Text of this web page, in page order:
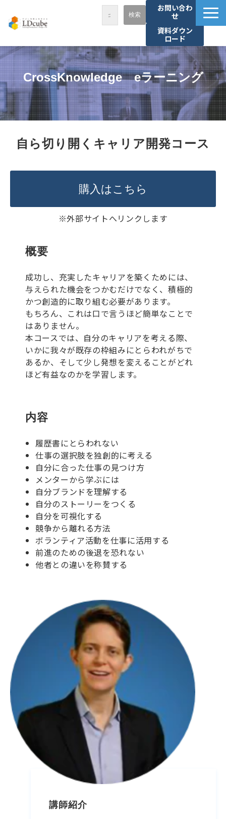
お問い合わ
せ
資料ダウン
ロード
LDcubeが選ばれる理由
サービス一覧
課題から探す
事例紹介
お役立ち情報
パートナー募集
CrossKnowledge　eラーニング
自ら切り開くキャリア開発コース
購入はこちら
※外部サイトへリンクします
概要
成功し、充実したキャリアを築くためには、
与えられた機会をつかむだけでなく、積極的
かつ創造的に取り組む必要があります。
もちろん、これは口で言うほど簡単なことで
はありません。
本コースでは、自分のキャリアを考える際、
いかに我々が既存の枠組みにとらわれがちで
あるか、そして少し発想を変えることがどれ
ほど有益なのかを学習します。
内容
履歴書にとらわれない
仕事の選択肢を独創的に考える
自分に合った仕事の見つけ方
メンターから学ぶには
自分ブランドを理解する
自分のストーリーをつくる
自分を可視化する
競争から離れる方法
ボランティア活動を仕事に活用する
前進のための後退を恐れない
他者との違いを称賛する
講師紹介